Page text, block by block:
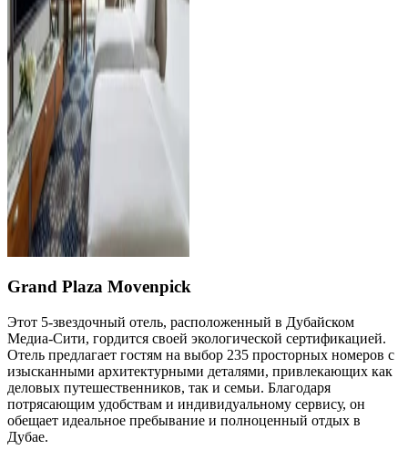
Grand Plaza Movenpick
Этот 5-звездочный отель, расположенный в Дубайском
Медиа-Сити, гордится своей экологической сертификацией.
Отель предлагает гостям на выбор 235 просторных номеров с
изысканными архитектурными деталями, привлекающих как
деловых путешественников, так и семьи. Благодаря
потрясающим удобствам и индивидуальному сервису, он
обещает идеальное пребывание и полноценный отдых в
Дубае.